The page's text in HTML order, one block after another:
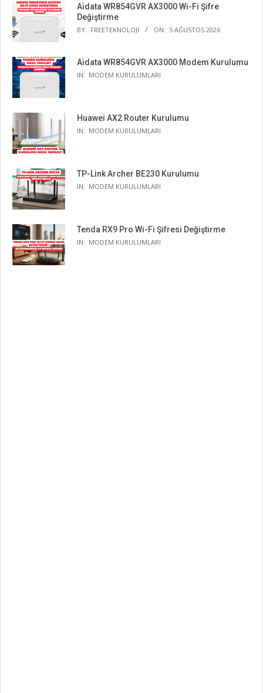
Aidata WR854GVR AX3000 Wi-Fi Şifre
Değiştirme
BY: FREETEKNOLOJI ON: 5 AĞUSTOS 2026
Aidata WR854GVR AX3000 Modem Kurulumu
IN: MODEM KURULUMLARI
Huawei AX2 Router Kurulumu
IN: MODEM KURULUMLARI
TP-Link Archer BE230 Kurulumu
IN: MODEM KURULUMLARI
Tenda RX9 Pro Wi-Fi Şifresi Değiştirme
IN: MODEM KURULUMLARI